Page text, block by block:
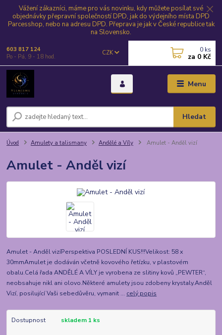
Vážení zákazníci, máme pro vás novinku, kdy můžete posílat své
objednávky přepravní společností DPD, jak do výdejního místa DPD
Parcesshop, nebo na adresu DPD. Přeprava je jak v České republice tak
na Slovensko.
Menu
CZK
Hledat
603 817 124
Po - Pá, 9 - 18 hod.
0 ks
za 0 Kč
Úvod Amulety a talismany Andělé a Víly Amulet - Anděl vizí
Amulet - Anděl vizí
Amulet - Anděl vizíPerspektiva POSLEDNÍ KUS!!!Velikost: 58 x
30mmAmulet je dodáván včetně kovového řetízku, v plastovém
obalu.Celá řada ANDĚLÉ A VÍLY je vyrobena ze slitiny kovů „PEWTER“,
neobsahuje nikl ani olovo.Některé amulety jsou zdobeny krystaly.Anděl
Vizí, posilující Vaši sebedůvěru, vymanit ... celý popis
Dostupnost skladem 1 ks